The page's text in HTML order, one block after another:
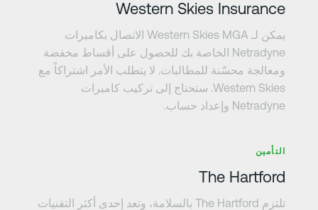
Western Skies Insurance
يمكن لـ Western Skies MGA الاتصال بكاميرات
Netradyne الخاصة بك للحصول على أقساط مخفضة
ومعالجة محسّنة للمطالبات. لا يتطلب الأمر اشتراكاً مع
Western Skies. ستحتاج إلى تركيب كاميرات
Netradyne وإعداد حساب.
التأمين
The Hartford
تلتزم The Hartford بالسلامة، وتعد إحدى أكثر التقنيات